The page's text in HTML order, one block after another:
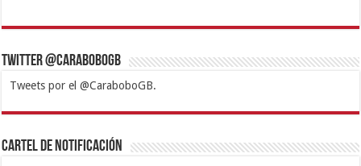
Twitter @CaraboboGB
Tweets por el @CaraboboGB.
1xbetBetturkeyBetistKralbetSupertotobetTipobetMatadorbetMariobet
https://mvbcasino.com/
Cartel de Notificación